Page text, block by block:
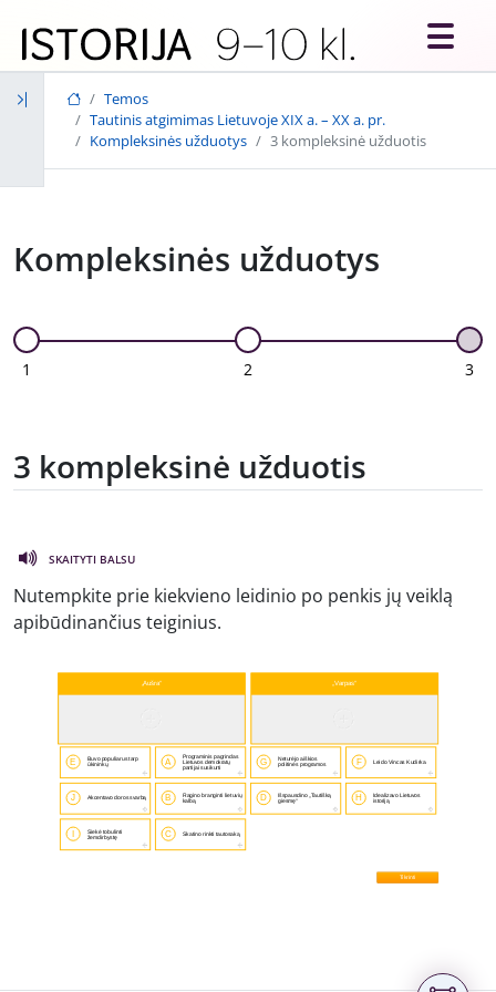
Temos
Tautinis atgimimas Lietuvoje XIX a. – XX a. pr.
Kompleksinės užduotys
3 kompleksinė užduotis
Kompleksinės užduotys
1 2 3
3 kompleksinė užduotis
SKAITYTI BALSU
Nutempkite prie kiekvieno leidinio po penkis jų veiklą
apibūdinančius teiginius.